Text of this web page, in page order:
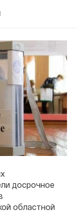
досрочное
областной